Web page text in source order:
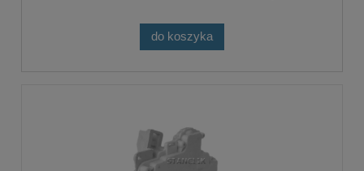
do koszyka